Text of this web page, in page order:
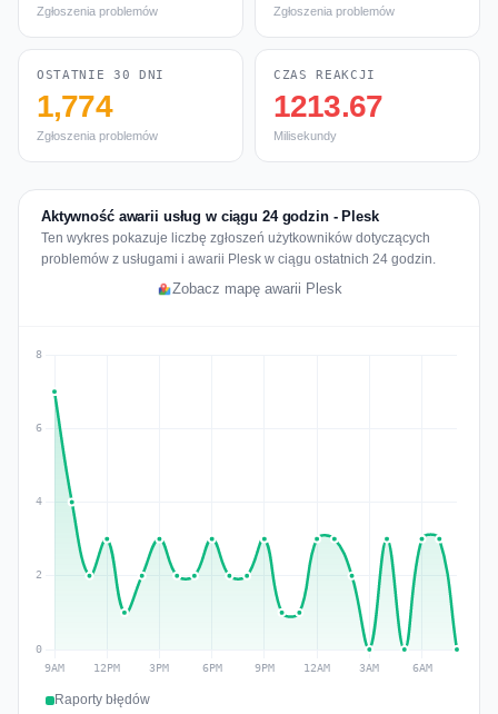
Zgłoszenia problemów Zgłoszenia problemów
OSTATNIE 30 DNI
1,774
Zgłoszenia problemów
CZAS REAKCJI
1213.67
Milisekundy
Aktywność awarii usług w ciągu 24 godzin - Plesk
Ten wykres pokazuje liczbę zgłoszeń użytkowników dotyczących
problemów z usługami i awarii Plesk w ciągu ostatnich 24 godzin.
Zobacz mapę awarii Plesk
Raporty błędów